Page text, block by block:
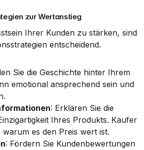
zur Wertanstieg
Ihrer Kunden zu stärken, sind
entscheidend.
Sie die Geschichte hinter Ihrem
emotional ansprechend sein und
: Erklären Sie die
Ihres Produkts. Käufer
es den Preis wert ist.
: Fördern Sie Kundenbewertungen